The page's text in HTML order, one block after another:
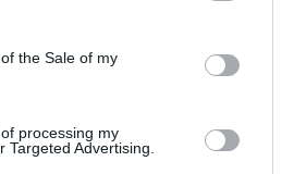
the Sale of my
processing my
Targeted Advertising.